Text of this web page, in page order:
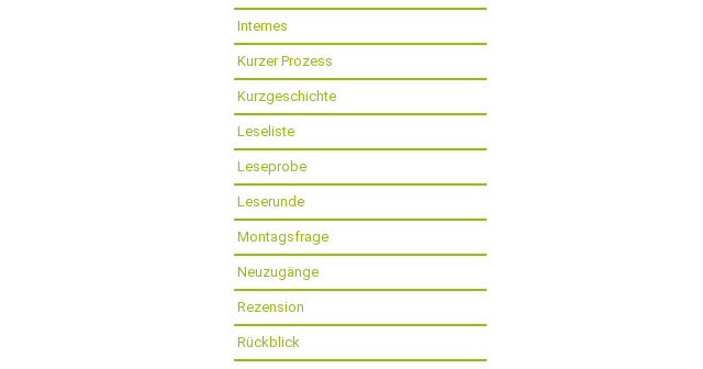
Internes
Kurzer Prozess
Kurzgeschichte
Leseliste
Leseprobe
Leserunde
Montagsfrage
Neuzugänge
Rezension
Rückblick